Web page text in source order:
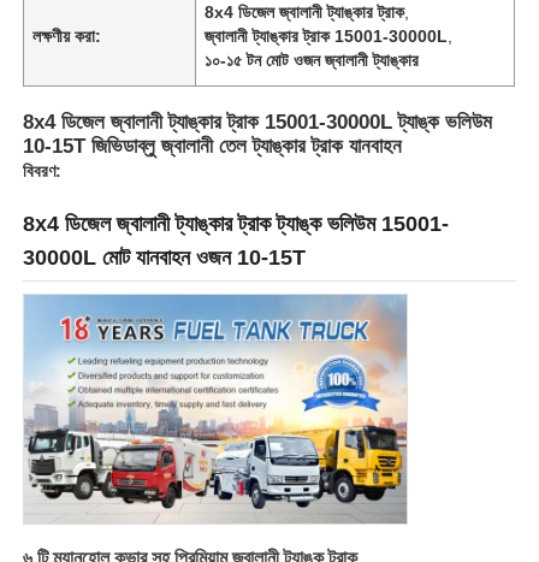
কারখানা ভ্রমণ
মান নিয়ন্ত্রণ
আমাদের সাথে যোগাযোগ করুন
খবর
সব ক্ষেত্রেই
উদ্ধৃতির জন্য আবেদন
ট্যাংক সেমি ট্রেলার
লক্ষণীয় করা:
8x4 ডিজেল জ্বালানী ট্যাঙ্কার ট্রাক,
জ্বালানী ট্যাঙ্কার ট্রাক 15001-30000L
১০-১৫ টন মোট ওজন জ্বালানী ট্যাঙ্কার
8x4 ডিজেল জ্বালানী ট্যাঙ্কার ট্রাক 15001-30000L ট্যাঙ্ক ভলিউম
10-15T জিভিডাব্লু জ্বালানী তেল ট্যাঙ্কার ট্রাক যানবাহন
বিবরণ:
8x4 ডিজেল জ্বালানী ট্যাঙ্কার ট্রাক ট্যাঙ্ক ভলিউম 15001-
30000L মোট যানবাহন ওজন 10-15T